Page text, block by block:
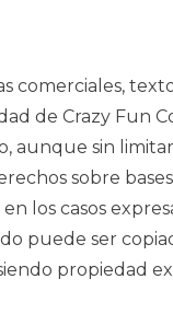
comerciales,
de Crazy Fun
aunque sin
sobre
los casos
puede ser
propiedad